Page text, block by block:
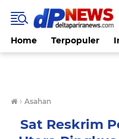
Home Terpopuler
› Asahan
Sat Reskrim